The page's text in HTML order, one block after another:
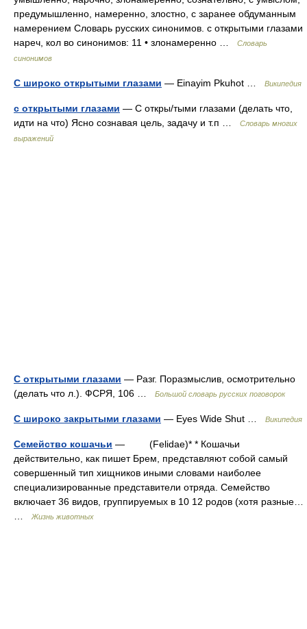
предумышленно, намеренно, злостно, с заранее обдуманным
намерением Словарь русских синонимов. с открытыми глазами
нареч, кол во синонимов: 11 • злонамеренно …
Словарь
синонимов
С широко открытыми глазами — Einayim Pkuhot … Википедия
с открытыми глазами — С откры/тыми глазами (делать что,
идти на что) Ясно сознавая цель, задачу и т.п …
Словарь многих
выражений
С открытыми глазами — Разг. Поразмыслив, осмотрительно
(делать что л.). ФСРЯ, 106 …
Большой словарь русских поговорок
С широко закрытыми глазами — Eyes Wide Shut … Википедия
Семейство кошачьи — (Felidae)* * Кошачьи
действительно, как пишет Брем, представляют собой самый
совершенный тип хищников иными словами наиболее
специализированные представители отряда. Семейство
включает 36 видов, группируемых в 10 12 родов (хотя разные…
Жизнь животных